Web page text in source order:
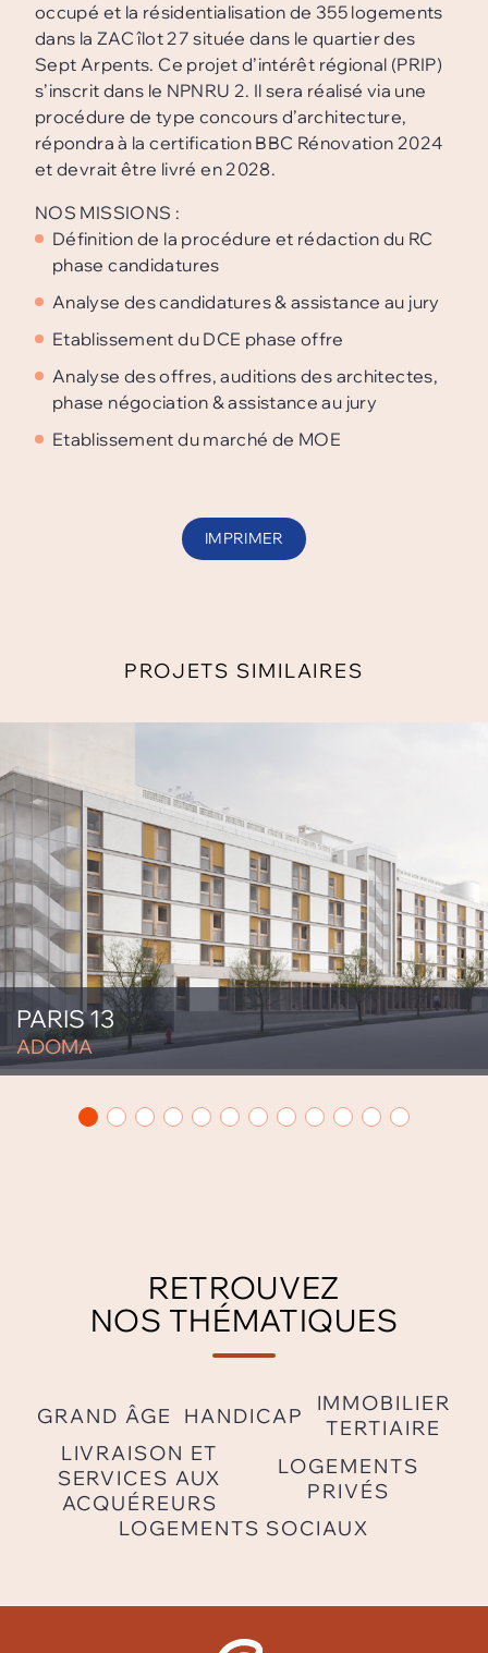
occupé et la résidentialisation de 355 logements
dans la ZAC îlot 27 située dans le quartier des
Sept Arpents. Ce projet d’intérêt régional (PRIP)
s’inscrit dans le NPNRU 2. Il sera réalisé via une
procédure de type concours d’architecture,
répondra à la certification BBC Rénovation 2024
et devrait être livré en 2028.
NOS MISSIONS :
Définition de la procédure et rédaction du RC
phase candidatures
Analyse des candidatures & assistance au jury
Etablissement du DCE phase offre
Analyse des offres, auditions des architectes,
phase négociation & assistance au jury
Etablissement du marché de MOE
IMPRIMER
PROJETS SIMILAIRES
PARIS 13
ADOMA
RETROUVEZ
NOS THÉMATIQUES
GRAND ÂGE HANDICAP
IMMOBILIER
TERTIAIRE
LIVRAISON ET
SERVICES AUX
ACQUÉREURS
LOGEMENTS
PRIVÉS
LOGEMENTS SOCIAUX